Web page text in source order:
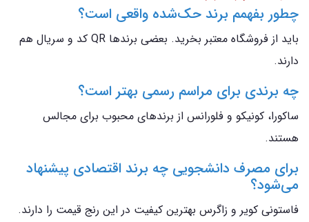
چطور بفهمم برند حک‌شده واقعی است؟
باید از فروشگاه معتبر بخرید. بعضی برندها QR کد و سریال هم
دارند.
چه برندی برای مراسم رسمی بهتر است؟
ساکورا، کونیکو و فلورانس از برندهای محبوب برای مجالس
هستند.
برای مصرف دانشجویی چه برند اقتصادی پیشنهاد
می‌شود؟
فاستونی کویر و زاگرس بهترین کیفیت در این رنج قیمت را دارند.